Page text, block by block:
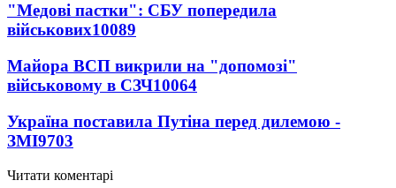
"Медові пастки": СБУ попередила
військових10089
Майора ВСП викрили на "допомозі"
військовому в СЗЧ10064
Україна поставила Путіна перед дилемою -
ЗМІ9703
Читати коментарі